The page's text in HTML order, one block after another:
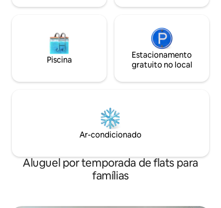
Piscina
Estacionamento
gratuito no local
Ar-condicionado
Aluguel por temporada de flats para
famílias